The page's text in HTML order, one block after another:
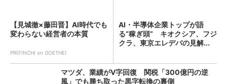
【見城徹×藤田晋】AI時代でも
変わらない経営者の本質
PR(FINCHI on GOETHE)
AI・半導体企業トップが語
る“稼ぎ頭” キオクシア、フジ
クラ、東京エレデバの見解...
マツダ、業績がV字回復 関税「300億円の逆
風」でも勝ち取った黒字転換の裏側